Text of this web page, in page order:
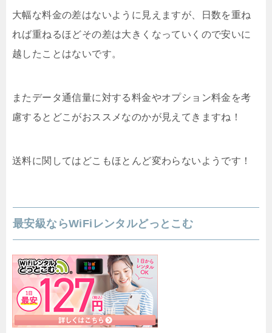
大幅な料金の差はないように見えますが、日数を重ね
れば重ねるほどその差は大きくなっていくので安いに
越したことはないです。
またデータ通信量に対する料金やオプション料金を考
慮するとどこがおススメなのかが見えてきますね！
送料に関してはどこもほとんど変わらないようです！
最安級ならWiFiレンタルどっとこむ